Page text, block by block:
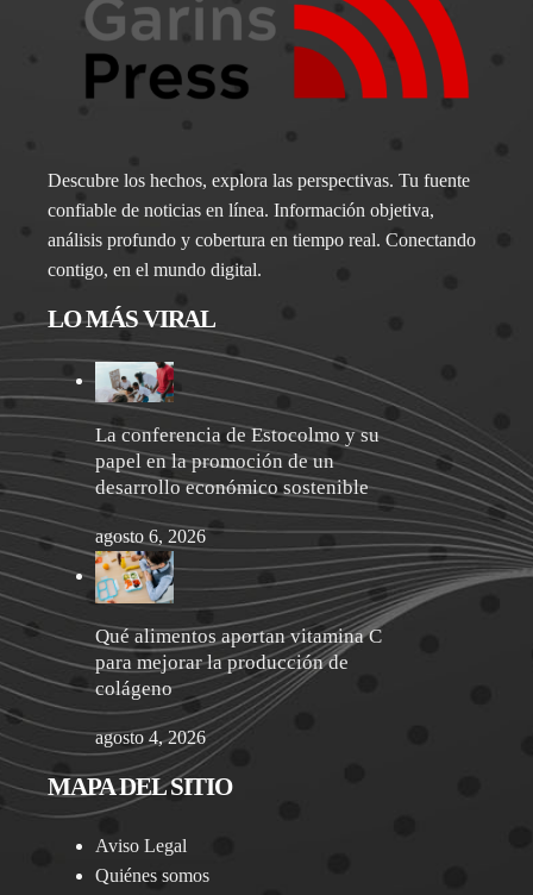
Descubre los hechos, explora las perspectivas. Tu fuente
confiable de noticias en línea. Información objetiva,
análisis profundo y cobertura en tiempo real. Conectando
contigo, en el mundo digital.
LO MÁS VIRAL
La conferencia de Estocolmo y su
papel en la promoción de un
desarrollo económico sostenible
agosto 6, 2026
Qué alimentos aportan vitamina C
para mejorar la producción de
colágeno
agosto 4, 2026
MAPA DEL SITIO
Aviso Legal
Quiénes somos